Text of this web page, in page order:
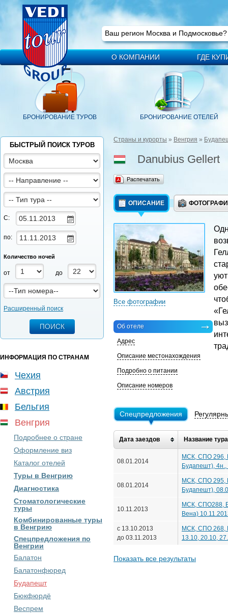
Ваш регион Москва и
Ваш регионМосква
О КОМПАНИИ ГДЕ
БРОНИРОВАНИЕ ТУРОВ БРОНИРОВАНИЕ ОТЕЛЕЙ
БЫСТРЫЙ ПОИСК ТУРОВ
С:
по:
Количество ночей
от до
Расширенный поиск
ИНФОРМАЦИЯ ПО СТРАНАМ
Чехия
Австрия
Бельгия
Венгрия
Подробнее о стране
Оформление виз
Каталог отелей
Туры в Венгрию
Диагностика
Стоматологические
туры
Комбинированные туры
в Венгрию
Спецпредложения по
Венгрии
Балатон
Балатонфюред
Будапешт
Бюкфюрдё
Веспрем
Страны и курорты » Венгрия »
Danubius Gellert
Распечатать
ОПИСАНИЕ
Все фотографии
Об отеле
Адрес
Описание местонахождения
Подробно о питании
Описание номеров
Спецпредложения
Дата заездов Название тура
08.01.2014
МСК, СПО 296,
Будапешт), 4н.,
08.01.2014
МСК, СПО 295,
Будапешт),
10.11.2013
МСК, СПО288,
Вена)
с 13.10.2013
до 03.11.2013
МСК, СПО 268,
13.10, 20.10,
Показать все результаты